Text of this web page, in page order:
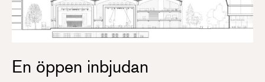
En öppen inbjudan